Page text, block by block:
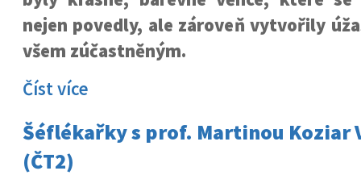
nejen povedly, ale zároveň vytvořily
všem zúčastněným.
Číst více
Šéflékařky s prof. Martinou Koziar
(ČT2)